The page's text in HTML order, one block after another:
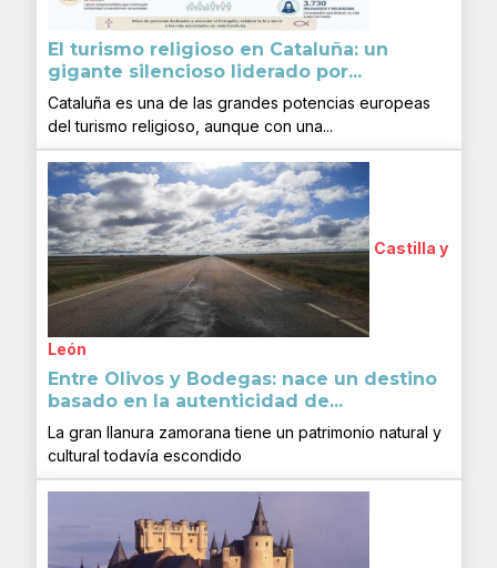
El turismo religioso en Cataluña: un
gigante silencioso liderado por...
Cataluña es una de las grandes potencias europeas
del turismo religioso, aunque con una...
Castilla y
León
Entre Olivos y Bodegas: nace un destino
basado en la autenticidad de...
La gran llanura zamorana tiene un patrimonio natural y
cultural todavía escondido